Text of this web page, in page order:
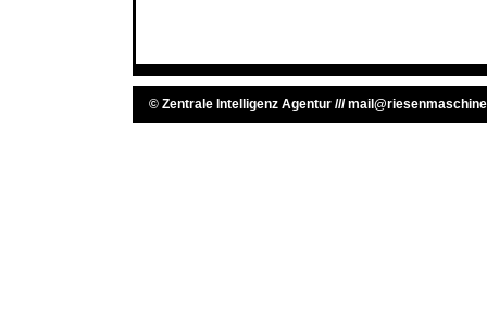
© Zentrale Intelligenz Agentur ///